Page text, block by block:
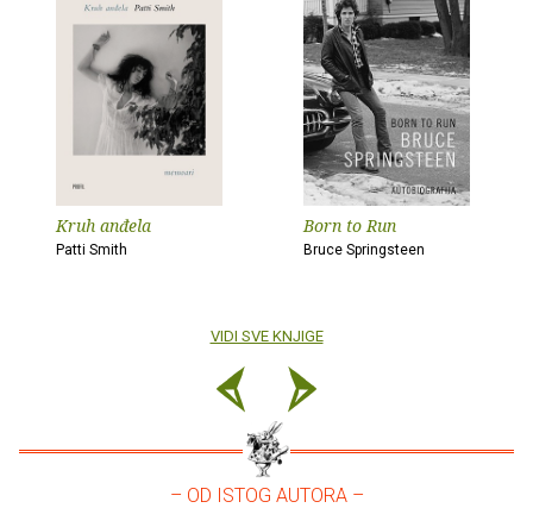
Kruh anđela
Patti Smith
Born to Run
Bruce Springsteen
VIDI SVE KNJIGE
– OD ISTOG AUTORA –